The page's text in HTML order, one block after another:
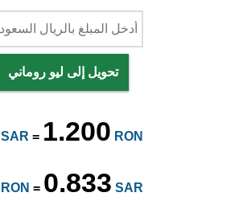
تحويل إلى ليو روماني
SAR = 1.200 RON
RON = 0.833 SAR